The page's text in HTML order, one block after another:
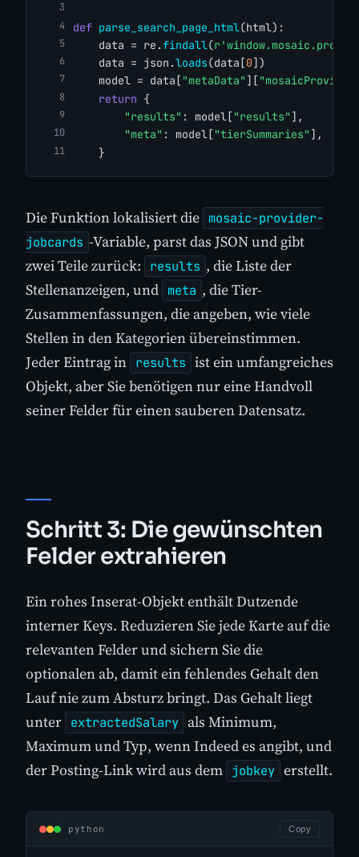
def parse_search_page_html(html):
    data = re.
findall(
    data = json.
loads(data[0])
    model = data[
"metaData" ][
return {
"results" : model[ "results" ],
"meta" : model[ "tierSummaries" ],
    }
Die Funktion lokalisiert die mosaic-provider-
jobcards -Variable, parst das JSON und gibt
zwei Teile zurück:
results , die Liste der
Stellenanzeigen, und meta , die Tier-
Zusammenfassungen, die angeben, wie viele
Stellen in den Kategorien übereinstimmen.
Jeder Eintrag in results ist ein umfangreiches
Objekt, aber Sie benötigen nur eine Handvoll
seiner Felder für einen sauberen Datensatz.
Schritt 3: Die gewünschten
Felder extrahieren
Ein rohes Inserat-Objekt enthält Dutzende
interner Keys. Reduzieren Sie jede Karte auf die
relevanten Felder und sichern Sie die
optionalen ab, damit ein fehlendes Gehalt den
Lauf nie zum Absturz bringt. Das Gehalt liegt
unter extractedSalary als Minimum,
Maximum und Typ, wenn Indeed es angibt, und
der Posting-Link wird aus dem jobkey erstellt.
python Copy